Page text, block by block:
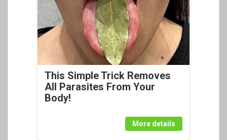
This Simple Trick Removes
All Parasites From Your
Body!
More details